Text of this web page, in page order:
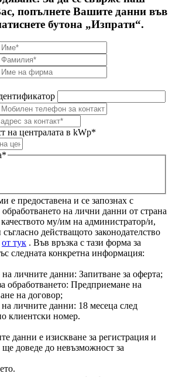
попълнете Вашите данни във
бутона „Изпрати“.
на централата в kWp*
е предоставена и се запознах с
на лични данни от страна
му/им на администратор/и,
действащото законодателство
от тук . Във връзка с тази форма за
следната конкретна информация:
личните данни: Запитване за оферта;
обработването: Предприемане на
на договор;
личните данни: 18 месеца след
клиентски номер.
данни е изискване за регистрация и
доведе до невъзможност за